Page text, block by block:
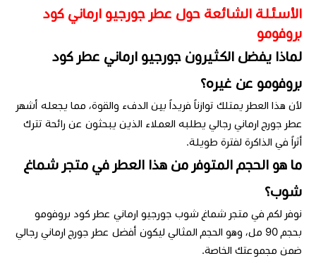
الأسئلة الشائعة حول عطر جورجيو ارماني كود
بروفومو
لماذا يفضل الكثيرون جورجيو ارماني عطر كود
بروفومو عن غيره؟
لأن هذا العطر يمتلك توازناً فريداً بين الدفء والقوة، مما يجعله أشهر
عطر جورج ارماني رجالي يطلبه العملاء الذين يبحثون عن رائحة تترك
أثراً في الذاكرة لفترة طويلة.
ما هو الحجم المتوفر من هذا العطر في متجر شماغ
شوب؟
نوفر لكم في متجر شماغ شوب جورجيو ارماني عطر كود بروفومو
بحجم 90 مل، وهو الحجم المثالي ليكون أفضل عطر جورج ارماني رجالي
ضمن مجموعتك الخاصة.